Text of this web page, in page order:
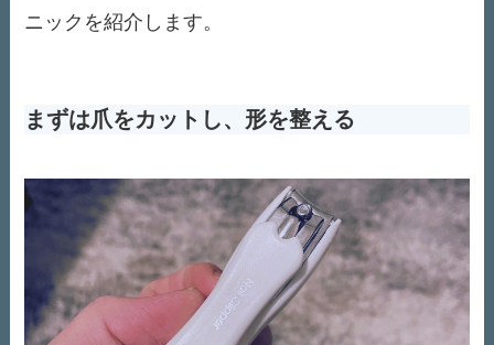
ニックを紹介します。
まずは爪をカットし、形を整える